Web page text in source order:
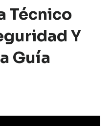
Técnico
Y
Guía